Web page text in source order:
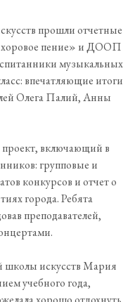
прошли отчетные
пение» и ДООП
музыкальных
впечатляющие итоги
Олега Палий, Анны
включающий в
групповые и
конкурсов и отчет о
города. Ребята
преподавателей,
школы искусств Мария
учебного года,